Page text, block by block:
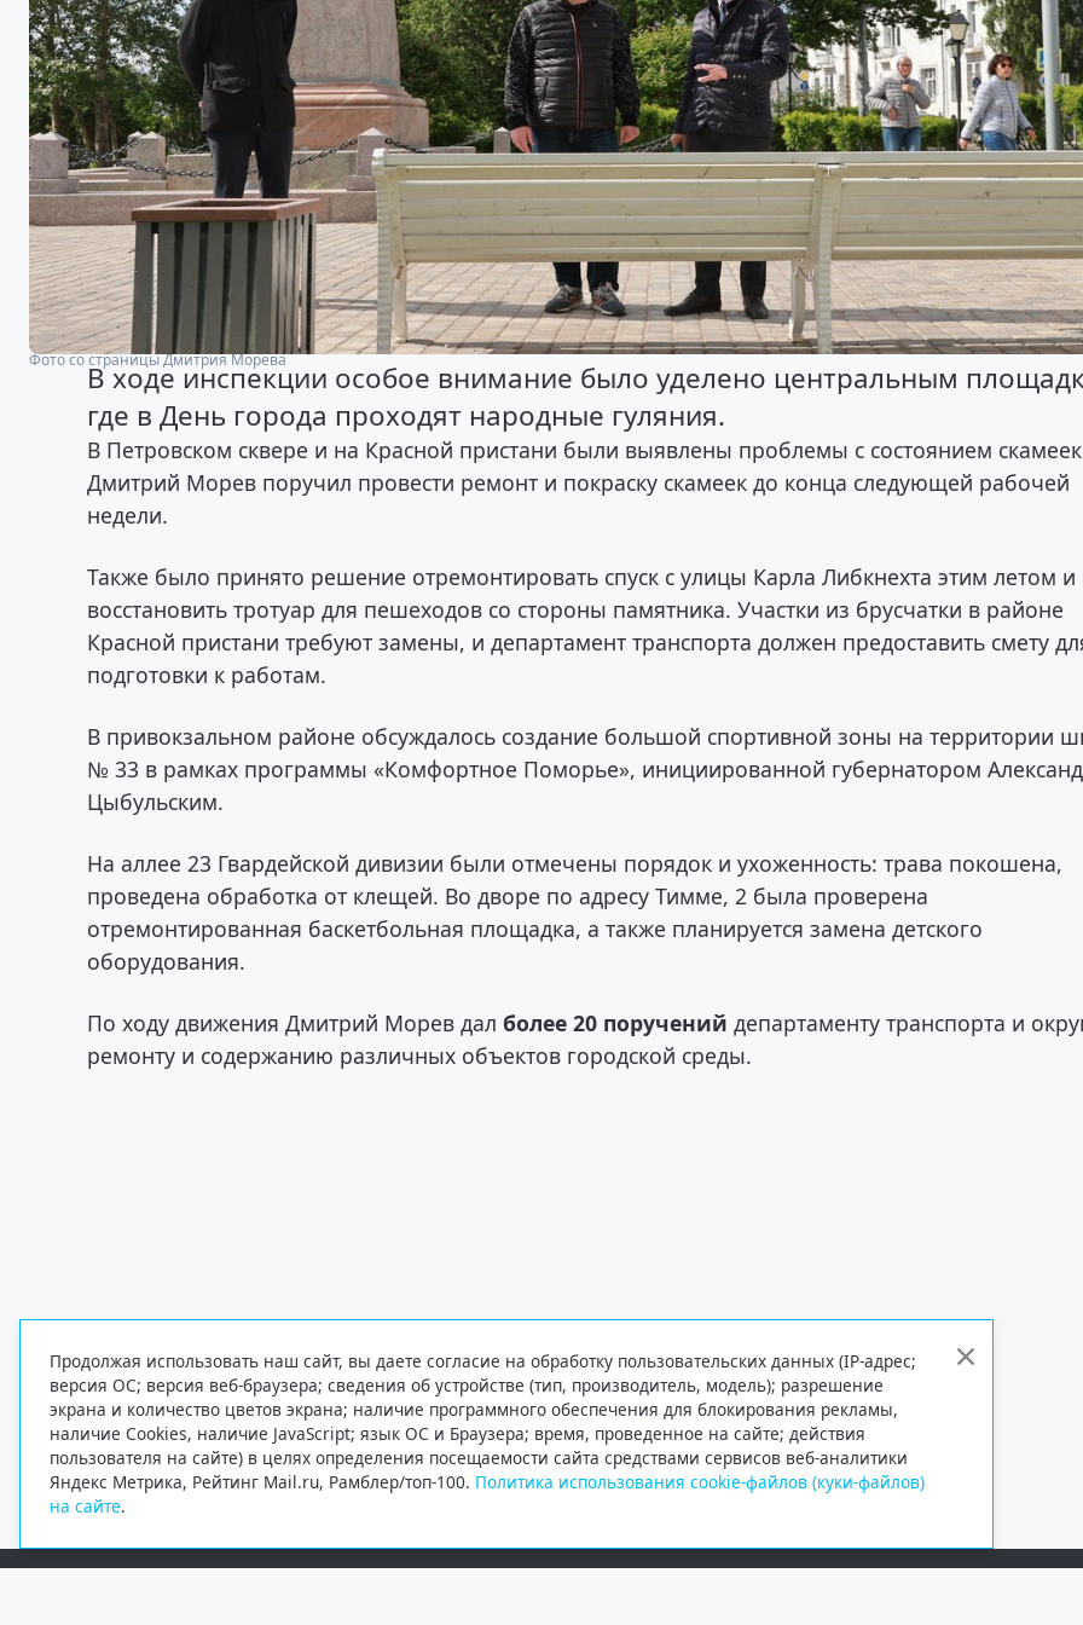
Фото со страницы Дмитрия Морева
В ходе инспекции особое внимание было уделено центральным
где в День города проходят народные гуляния.
В Петровском сквере и на Красной пристани были выявлены проблемы с состоянием
Дмитрий Морев поручил провести ремонт и покраску скамеек до конца следующей рабочей
недели.
Также было принято решение отремонтировать спуск с улицы Карла Либкнехта этим летом и
восстановить тротуар для пешеходов со стороны памятника. Участки из брусчатки в районе
Красной пристани требуют замены, и департамент транспорта должен предоставить смету
подготовки к работам.
В привокзальном районе обсуждалось создание большой спортивной зоны на территории
№ 33 в рамках программы «Комфортное Поморье», инициированной губернатором
Цыбульским.
На аллее 23 Гвардейской дивизии были отмечены порядок и ухоженность: трава покошена,
проведена обработка от клещей. Во дворе по адресу Тимме, 2 была проверена
отремонтированная баскетбольная площадка, а также планируется замена детского
оборудования.
По ходу движения Дмитрий Морев далболее 20 поручений департаменту транспорта и
ремонту и содержанию различных объектов городской среды.
Продолжая использовать наш сайт, вы даете согласие на обработку пользовательских данных (IP-адрес;
версия ОС; версия веб-браузера; сведения об устройстве (тип, производитель, модель); разрешение
экрана и количество цветов экрана; наличие программного обеспечения для блокирования рекламы,
наличие Cookies, наличие JavaScript; язык ОС и Браузера; время, проведенное на сайте; действия
пользователя на сайте) в целях определения посещаемости сайта средствами сервисов веб-аналитики
Яндекс Метрика, Рейтинг Mail.ru, Рамблер/топ-100. Политика использования cookie-файлов (куки-файлов)
на сайте.